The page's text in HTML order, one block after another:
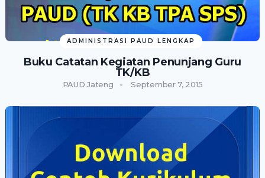
ADMINISTRASI PAUD LENGKAP
Buku Catatan Kegiatan Penunjang Guru
TK/KB
PAUD Jateng September 7, 2015